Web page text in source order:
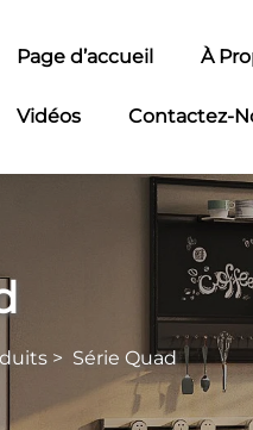
Page d’accueil À
Vidéos Contactez-
> Série Quad